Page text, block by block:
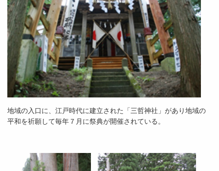
地域の入口に、江戸時代に建立された「三哲神社」があり地域の
平和を祈願して毎年７月に祭典が開催されている。